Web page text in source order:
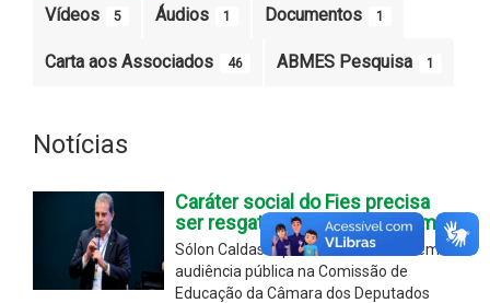
Vídeos 5 Áudios 1 Documentos 1
Carta aos Associados 46 ABMES Pesquisa 1
Notícias
Caráter social do Fies precisa
ser resgatado, defende Fórum
Sólon Caldas representou o Fórum em
audiência pública na Comissão de
Educação da Câmara dos Deputados